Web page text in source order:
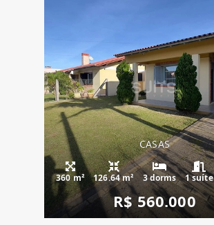
CASAS
360 m² 126.64 m² 3 dorms 1 suíte
R$ 560.000